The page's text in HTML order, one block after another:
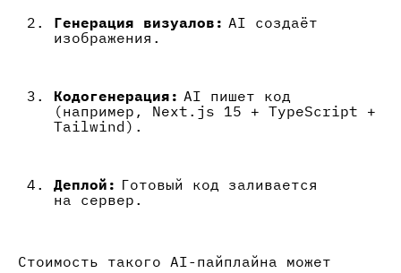
Генерация визуалов: AI создаёт
изображения.
Кодогенерация: AI пишет код
(например, Next.js 15 + TypeScript +
Tailwind).
Деплой: Готовый код заливается
на сервер.
Стоимость такого AI-пайплайна может